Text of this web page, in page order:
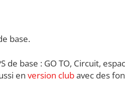
base.
base : GO TO, Circuit,
en version clubavec des